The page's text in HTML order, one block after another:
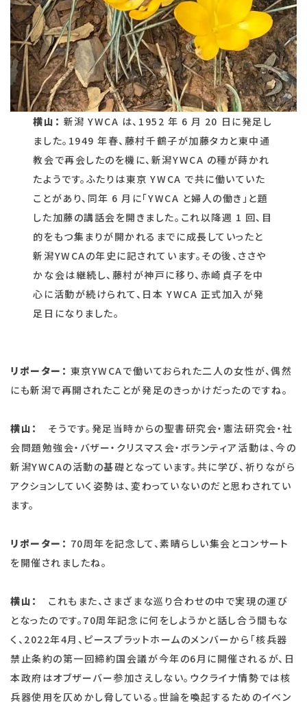
横山： 新潟 YWCA は、1952 年 6 月 20 日に発足し
ました。1949 年春、藤村千鶴子が加藤タカと東中通
教会で再会したのを機に、新潟YWCA の種が蒔かれ
たようです。ふたりは東京 YWCA で共に働いていた
ことがあり、同年 6 月に「YWCA と婦人の働き」と題
した加藤の講話会を開きました。これ以降週 1 回、目
的をもつ集まりが開かれるまでに成長していったと
新潟YWCAの年史に記されています。その後、ささや
かな会は継続し、藤村が神戸に移り、赤崎貞子を中
心に活動が続けられて、日本 YWCA 正式加入が発
足日になりました。
リポーター： 東京YWCAで働いておられた二人の女性が、偶然
にも新潟で再開されたことが発足のきっかけだったのですね。
横山：
そうです。発足当時からの聖書研究会・憲法研究会・社
会問題勉強会・バザー・クリスマス会・ボランティア活動は、今の
新潟YWCAの活動の基礎となっています。共に学び、祈りながら
アクションしていく姿勢は、変わっていないのだと思わされてい
ます。
リポーター： 70周年を記念して、素晴らしい集会とコンサート
を開催されましたね。
横山：
これもまた、さまざまな巡り合わせの中で実現の運び
となったのです。70周年記念に何をしようかと話し合う間もな
く、2022年4月、ピースプラットホームのメンバーから「核兵器
禁止条約の第一回締約国会議が今年の6月に開催されるが、日
本政府はオブザーバー参加さえしない。ウクライナ情勢では核
兵器使用を仄めかし脅している。世論を喚起するためのイベン